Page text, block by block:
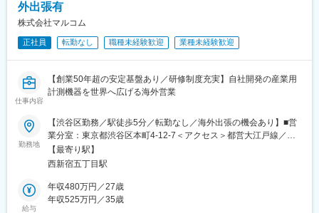
外出張有
株式会社マルコム
正社員 転勤なし 職種未経験歓迎 業種未経験歓迎
仕事内容
【創業50年超の安定基盤あり／研修制度充実】自社開発の産業用
計測機器を世界へ広げる海外営業
勤務地
【渋谷区勤務／駅徒歩5分／転勤なし／海外出張の機会あり】■営
業分室：東京都渋谷区本町4-12-7＜アクセス＞都営大江戸線／西
新宿五丁目駅より徒歩5分京王電鉄京王線／初台駅より徒歩14分※
受動喫煙対策：屋内全面禁煙＝＝海外出張のチャンスも＝＝中
地への出張機会があります。各地の代理店やお客さま先を訪問す
るため、グローバルな環境で経験を積めます。
【最寄り駅】
西新宿五丁目駅
給与
年収480万円／27歳
年収525万円／35歳